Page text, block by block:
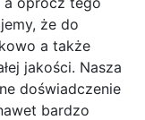
że do
a także
jakości. Nasza
doświadczenie
bardzo